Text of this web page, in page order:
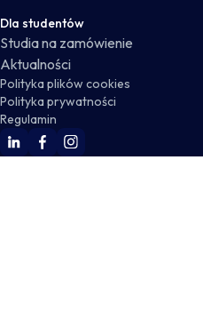
Dla studentów
Studia na zamówienie
Aktualności
Polityka plików cookies
Polityka prywatności
Regulamin
WSKZ Linkedin
WSKZ Facebook
WSKZ Instagram